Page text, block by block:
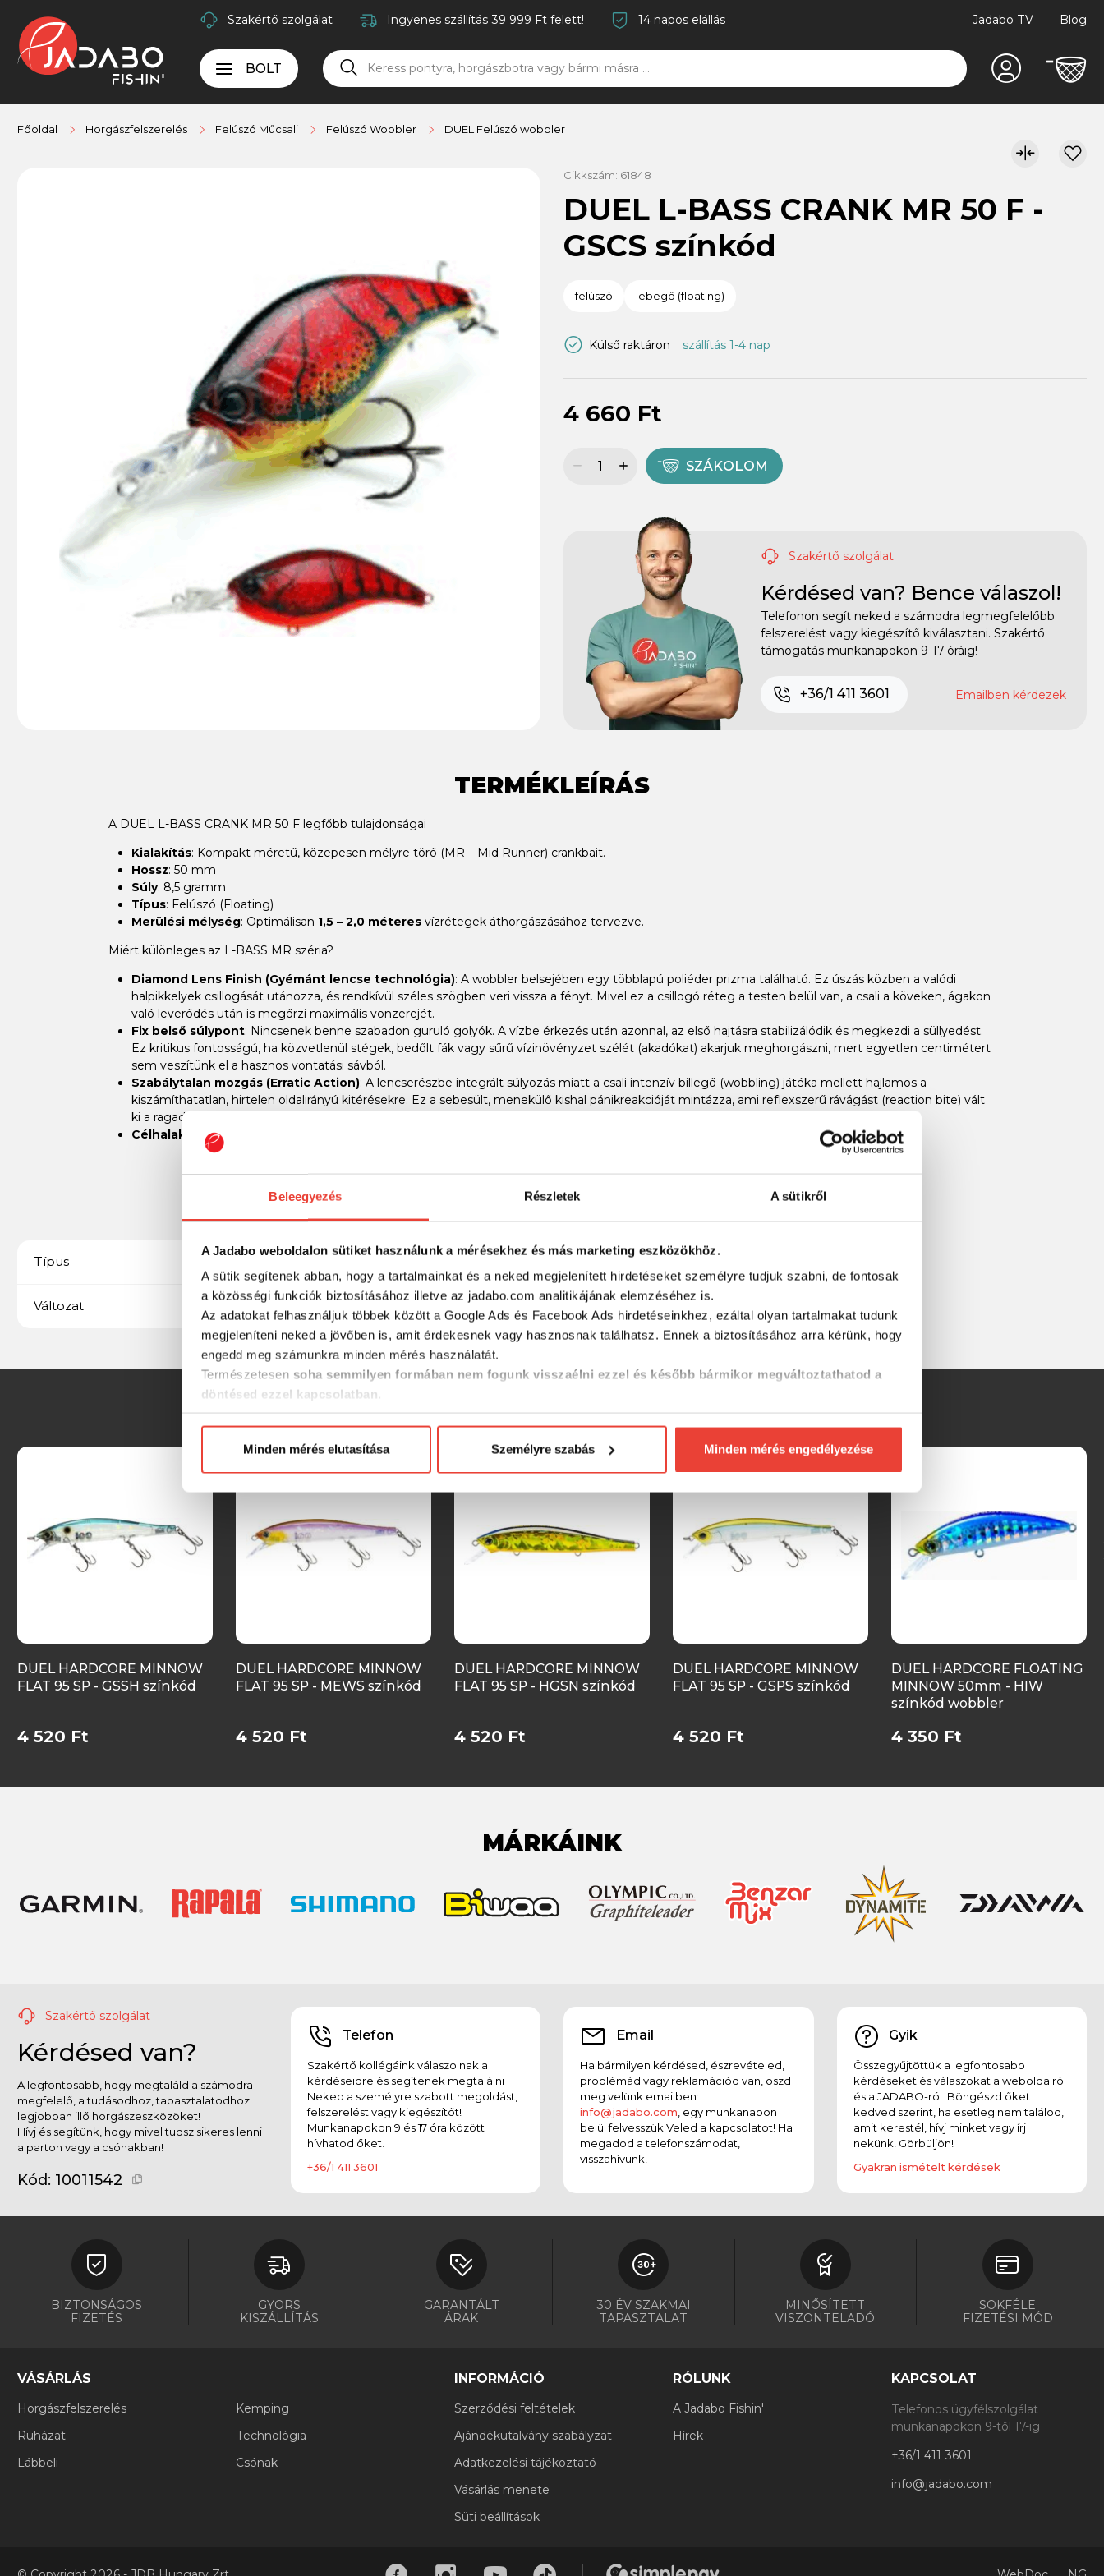
Beleegyezés Részletek A sütikről
A Jadabo weboldalon sütiket használunk a mérésekhez és más marketing eszközökhöz.
A sütik segítenek abban, hogy a tartalmainkat és a neked megjelenített hirdetéseket személyre tudjuk szabni, de fontosak
a közösségi funkciók biztosításához illetve az jadabo.com analitikájának elemzéséhez is.
Az adatokat felhasználjuk többek között a Google Ads és Facebook Ads hirdetéseinkhez, ezáltal olyan tartalmakat tudunk
megjeleníteni neked a jövőben is, amit érdekesnek vagy hasznosnak találhatsz. Ennek a biztosításához arra kérünk, hogy
engedd meg számunkra minden mérés használatát.
Természetesen soha semmilyen formában nem fogunk visszaélni ezzel és később bármikor megváltoztathatod a
döntésed ezzel kapcsolatban.
Előre is köszönjük!
Minden mérés elutasítása Személyre szabás Minden mérés engedélyezése
Szakértő szolgálat Ingyenes szállítás 39 999 Ft felett! 14 napos elállás Jadabo TV Blog
BOLT
Főoldal Horgászfelszerelés Felúszó Műcsali Felúszó Wobbler DUEL Felúszó wobbler
Cikkszám: 61848
DUEL L-BASS CRANK MR 50 F -
GSCS színkód
felúszó lebegő (floating)
Külső raktáron szállítás 1-4 nap
4 660 Ft
SZÁKOLOM
Szakértő szolgálat
Kérdésed van? Bence válaszol!
Telefonon segít neked a számodra legmegfelelőbb
felszerelést vagy kiegészítő kiválasztani. Szakértő
támogatás munkanapokon 9-17 óráig!
+36/1 411 3601 Emailben kérdezek
TERMÉKLEÍRÁS
A DUEL L-BASS CRANK MR 50 F legfőbb tulajdonságai
Kialakítás: Kompakt méretű, közepesen mélyre törő (MR – Mid Runner) crankbait.
Hossz: 50 mm
Súly: 8,5 gramm
Típus: Felúszó (Floating)
Merülési mélység: Optimálisan 1,5 – 2,0 méteresvízrétegek áthorgászásához tervezve.
Miért különleges az L-BASS MR széria?
Diamond Lens Finish (Gyémánt lencse technológia): A wobbler belsejében egy többlapú poliéder prizma található. Ez úszás közben a valódi
halpikkelyek csillogását utánozza, és rendkívül széles szögben veri vissza a fényt. Mivel ez a csillogó réteg a testen belül van, a csali a köveken, ágakon
való leverődés után is megőrzi maximális vonzerejét.
Fix belső súlypont: Nincsenek benne szabadon guruló golyók. A vízbe érkezés után azonnal, az első hajtásra stabilizálódik és megkezdi a süllyedést.
Ez kritikus fontosságú, ha közvetlenül stégek, bedőlt fák vagy sűrű vízinövényzet szélét (akadókat) akarjuk meghorgászni, mert egyetlen centimétert
sem veszítünk el a hasznos vontatási sávból.
Szabálytalan mozgás (Erratic Action): A lencserészbe integrált súlyozás miatt a csali intenzív billegő (wobbling) játéka mellett hajlamos a
kiszámíthatatlan, hirtelen oldalirányú kitérésekre. Ez a sebesült, menekülő kishal pánikreakcióját mintázza, ami reflexszerű rávágást (reaction bite) vált
ki a ragadozókból.
Célhalak
: Kiválóan működik süllő, csuka, fekete sügér, valamint kapitális méretű sügérek és domolykók pergetéséhez.
RÉSZLETES ADATOK
Típus
Változat Lebegő (floating)
SZINTÉN KIVÁLÓAK
DUEL HARDCORE MINNOW
FLAT 95 SP - GSSH színkód
4 520 Ft
DUEL HARDCORE MINNOW
FLAT 95 SP - MEWS színkód
4 520 Ft
DUEL HARDCORE MINNOW
FLAT 95 SP - HGSN színkód
4 520 Ft
DUEL HARDCORE MINNOW
FLAT 95 SP - GSPS színkód
4 520 Ft
DUEL HARDCORE FLOATING
MINNOW 50mm - HIW
színkód wobbler
4 350 Ft
MÁRKÁINK
Szakértő szolgálat
Kérdésed van?
A legfontosabb, hogy megtaláld a számodra
megfelelő, a tudásodhoz, tapasztalatodhoz
legjobban illő horgászeszközöket!
Hívj és segítünk, hogy mivel tudsz sikeres lenni
a parton vagy a csónakban!
Kód: 10011542
Telefon
Szakértő kollégáink válaszolnak a
kérdéseidre és segítenek megtalálni
Neked a személyre szabott megoldást,
felszerelést vagy kiegészítőt!
Munkanapokon 9 és 17 óra között
hívhatod őket.
+36/1 411 3601
Email
Ha bármilyen kérdésed, észrevételed,
problémád vagy reklamációd van, oszd
meg velünk emailben:
info@jadabo.com , egy munkanapon
belül felvesszük Veled a kapcsolatot! Ha
megadod a telefonszámodat,
visszahívunk!
Gyik
Összegyűjtöttük a legfontosabb
kérdéseket és válaszokat a weboldalról
és a JADABO-ról. Böngészd őket
kedved szerint, ha esetleg nem találod,
amit kerestél, hívj minket vagy írj
nekünk! Görbüljön!
Gyakran ismételt kérdések
BIZTONSÁGOS
FIZETÉS
GYORS
KISZÁLLÍTÁS
GARANTÁLT
ÁRAK
30 ÉV SZAKMAI
TAPASZTALAT
MINŐSÍTETT
VISZONTELADÓ
SOKFÉLE
FIZETÉSI MÓD
VÁSÁRLÁS
Horgászfelszerelés
Ruházat
Lábbeli
Kemping
Technológia
Csónak
INFORMÁCIÓ
Szerződési feltételek
Ajándékutalvány szabályzat
Adatkezelési tájékoztató
Vásárlás menete
Süti beállítások
RÓLUNK
A Jadabo Fishin'
Hírek
KAPCSOLAT
Telefonos ügyfélszolgálat
munkanapokon 9-től 17-ig
+36/1 411 3601
info@jadabo.com